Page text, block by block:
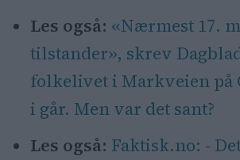
Les også: «Nærmest 17.
tilstander», skrev
folkelivet i Markveien på
i går. Men var det sant?
Les også: Faktisk.no: -